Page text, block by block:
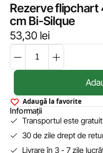
Rezerve flipchart
cm Bi-Silque
53,30 lei
Adaugă la favorite
Informații
Transportul este
30 de zile drept de
Livrare în 3 - 7 zile